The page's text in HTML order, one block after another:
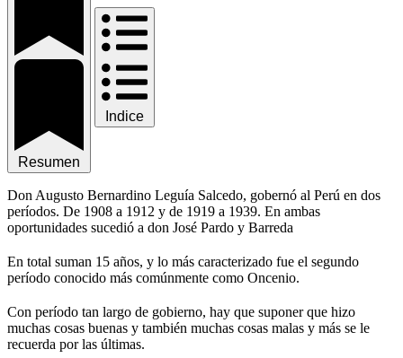
Resumen
Indice
Don Augusto Bernardino Leguía Salcedo, gobernó al Perú en dos
períodos. De 1908 a 1912 y de 1919 a 1939. En ambas
oportunidades sucedió a don José Pardo y Barreda
En total suman 15 años, y lo más caracterizado fue el segundo
período conocido más comúnmente como Oncenio.
Con período tan largo de gobierno, hay que suponer que hizo
muchas cosas buenas y también muchas cosas malas y más se le
recuerda por las últimas.